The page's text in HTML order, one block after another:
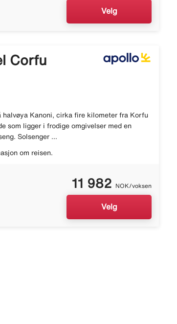
Velg
Corfu
halvøya Kanoni, cirka fire kilometer fra Korfu
som ligger i frodige omgivelser med en
Solsenger ...
om reisen.
11 982 NOK/voksen
Velg